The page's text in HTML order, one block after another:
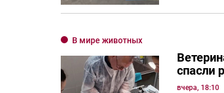
В мире животных
спасли
вчера, 18:10